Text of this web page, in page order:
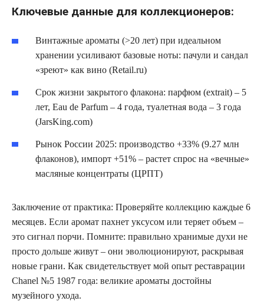
Ключевые данные для коллекционеров:
Винтажные ароматы (>20 лет) при идеальном
хранении усиливают базовые ноты: пачули и сандал
«зреют» как вино (Retail.ru)
Срок жизни закрытого флакона: парфюм (extrait) – 5
лет, Eau de Parfum – 4 года, туалетная вода – 3 года
(JarsKing.com)
Рынок России 2025: производство +33% (9.27 млн
флаконов), импорт +51% – растет спрос на «вечные»
масляные концентраты (ЦРПТ)
Заключение от практика: Проверяйте коллекцию каждые 6
месяцев. Если аромат пахнет уксусом или теряет объем –
это сигнал порчи. Помните: правильно хранимые духи не
просто дольше живут – они эволюционируют, раскрывая
новые грани. Как свидетельствует мой опыт реставрации
Chanel №5 1987 года: великие ароматы достойны
музейного ухода.